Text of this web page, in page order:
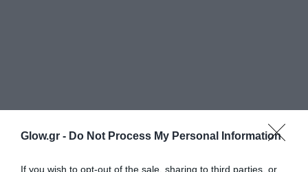
Glow.gr - Do Not Process My Personal Information
If you wish to opt-out of the sale, sharing to third parties, or